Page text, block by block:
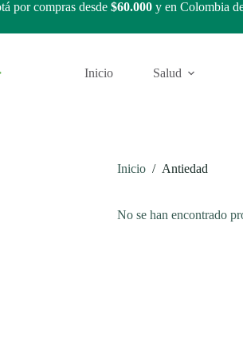
por compras desde $60.000 y en Colombia
Inicio Salud
Inicio / Antiedad
No se han encontrado